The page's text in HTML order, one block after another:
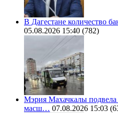
В Дагестане количество
05.08.2026 15:40 (782)
Мэрия Махачкалы
масш… 07.08.2026 15:03